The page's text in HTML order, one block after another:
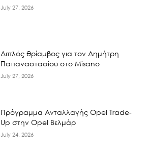
July 27, 2026
Διπλός θρίαμβος για τον Δημήτρη
Παπαναστασίου στο Misano
July 27, 2026
Πρόγραμμα Ανταλλαγής Opel Trade-
Up στην Opel Βελμάρ
July 24, 2026